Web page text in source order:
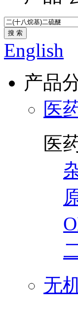
搜 索
English
产品
医
医
无